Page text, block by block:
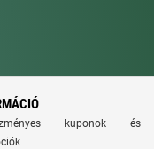
kuponok és